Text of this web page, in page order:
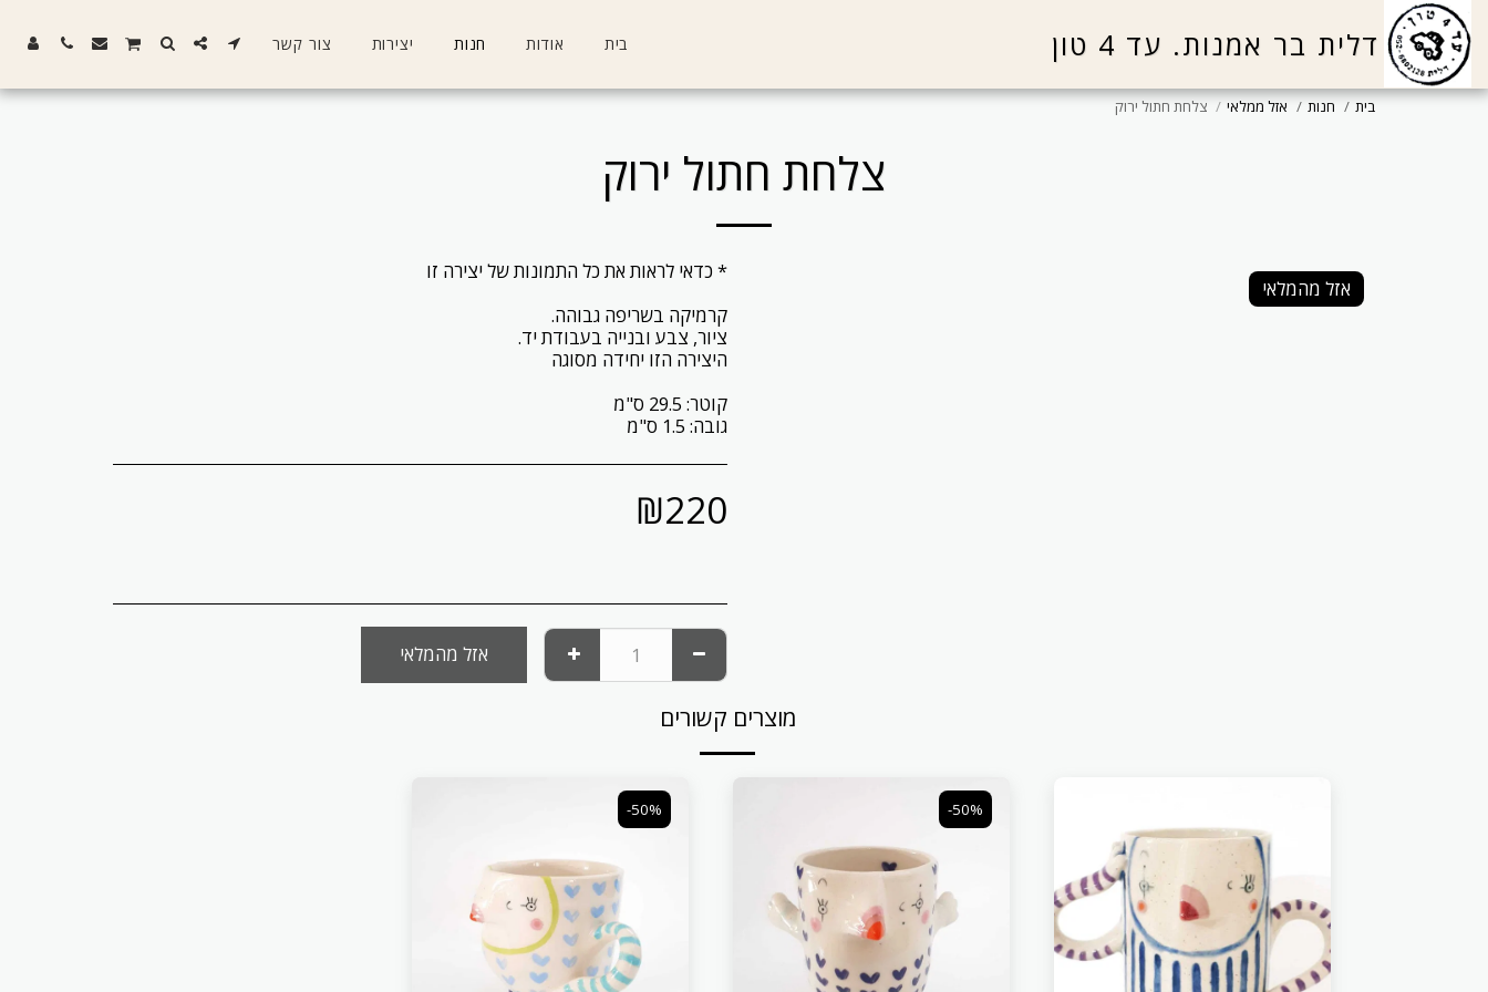
דלית בר אמנות. עד 4 טון בית אודות חנות יצירות צור קשר
בית חנות אזל ממלאי צלחת חתול ירוק
צלחת חתול ירוק
אזל מהמלאי
גובה: 1.5 ס"מ
₪220
אזל מהמלאי
מוצרים קשורים
-50%
-50%